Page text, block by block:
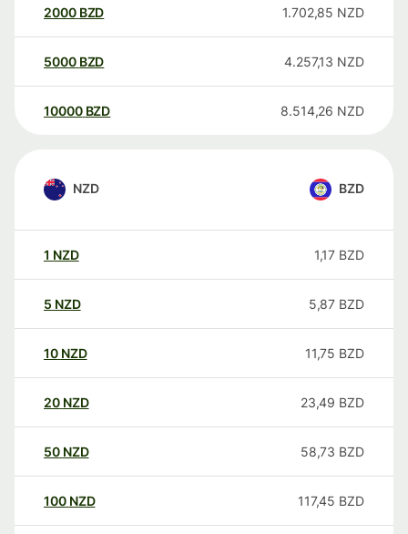
2000 BZD 1.702,85 NZD
5000 BZD 4.257,13 NZD
10000 BZD 8.514,26 NZD
NZD BZD
1 NZD 1,17 BZD
5 NZD 5,87 BZD
10 NZD 11,75 BZD
20 NZD 23,49 BZD
50 NZD 58,73 BZD
100 NZD 117,45 BZD